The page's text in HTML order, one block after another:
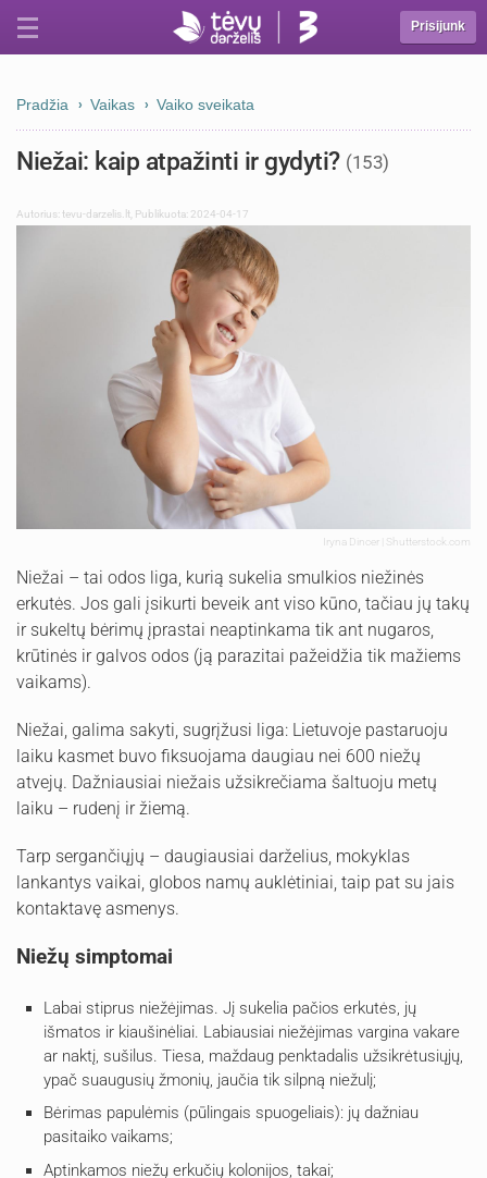
Prisijunk
Pradžia Vaikas Vaiko sveikata
Niežai: kaip atpažinti ir gydyti? (153)
Autorius:tevu-darzelis.lt Publikuota: 2024-04-17
Iryna Dincer | Shutterstock.com
Niežai – tai odos liga, kurią sukelia smulkios niežinės
erkutės. Jos gali įsikurti beveik ant viso kūno, tačiau jų takų
ir sukeltų bėrimų įprastai neaptinkama tik ant nugaros,
krūtinės ir galvos odos (ją parazitai pažeidžia tik mažiems
vaikams).
Niežai, galima sakyti, sugrįžusi liga: Lietuvoje pastaruoju
laiku kasmet buvo fiksuojama daugiau nei 600 niežų
atvejų. Dažniausiai niežais užsikrečiama šaltuoju metų
laiku – rudenį ir žiemą.
Tarp sergančiųjų – daugiausiai darželius, mokyklas
lankantys vaikai, globos namų auklėtiniai, taip pat su jais
kontaktavę asmenys.
Niežų simptomai
Labai stiprus niežėjimas. Jį sukelia pačios erkutės, jų
išmatos ir kiaušinėliai. Labiausiai niežėjimas vargina vakare
ar naktį, sušilus. Tiesa, maždaug penktadalis užsikrėtusiųjų,
ypač suaugusių žmonių, jaučia tik silpną niežulį;
Bėrimas papulėmis (pūlingais spuogeliais): jų dažniau
pasitaiko vaikams;
Aptinkamos niežų erkučių kolonijos, takai;